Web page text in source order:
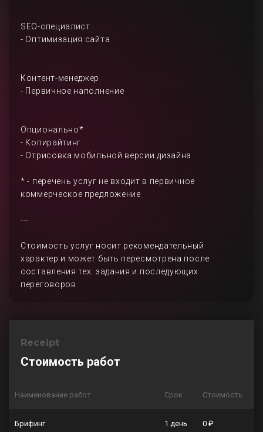
SEO-специалист
- Оптимизация сайта
Контент-менеджер
- Первичное наполнение
Опционально*
- Копирайтинг
- Отрисовка мобильной версии дизайна
* - перечень услуг не входит в первичное
коммерческое предложение
---
Стоимость услуг носит рекомендательный
характер и может быть пересмотрена после
составления тех. задания и последующих
переговоров.
Receipt
Стоимость работ
Наименование работ Срок Стоимость
Брифинг 1 день 0 ₽